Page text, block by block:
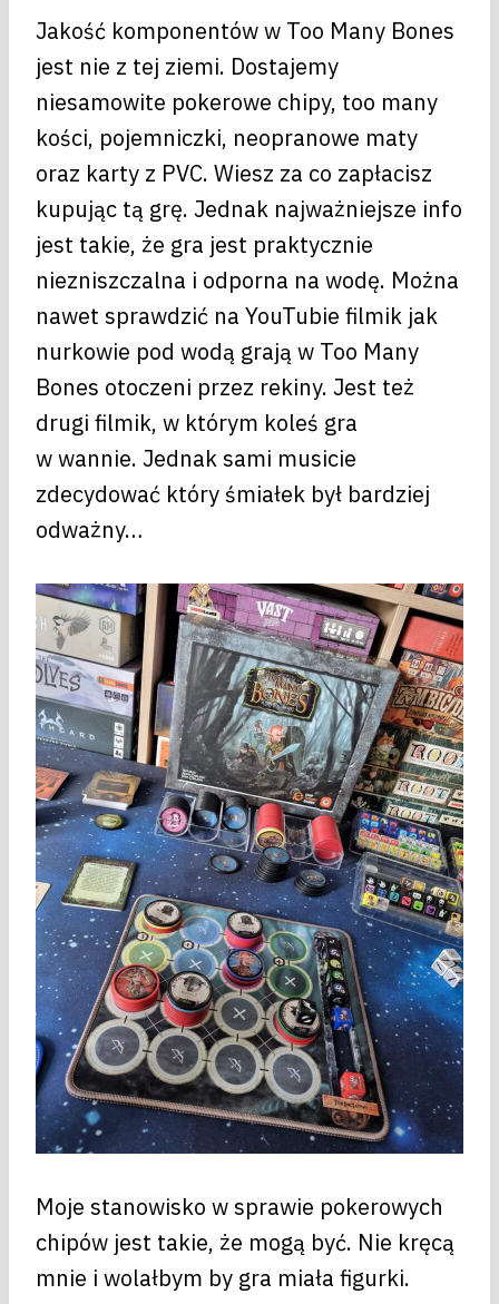
Jakość komponentów w Too Many Bones
jest nie z tej ziemi. Dostajemy
niesamowite pokerowe chipy, too many
kości, pojemniczki, neopranowe maty
oraz karty z PVC. Wiesz za co zapłacisz
kupując tą grę. Jednak najważniejsze info
jest takie, że gra jest praktycznie
niezniszczalna i odporna na wodę. Można
nawet sprawdzić na YouTubie filmik jak
nurkowie pod wodą grają w Too Many
Bones otoczeni przez rekiny. Jest też
drugi filmik, w którym koleś gra
w wannie. Jednak sami musicie
zdecydować który śmiałek był bardziej
odważny…
Moje stanowisko w sprawie pokerowych
chipów jest takie, że mogą być. Nie kręcą
mnie i wolałbym by gra miała figurki.